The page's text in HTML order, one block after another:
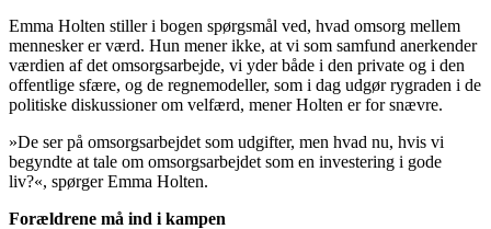
Emma Holten stiller i bogen spørgsmål ved, hvad omsorg mellem
mennesker er værd. Hun mener ikke, at vi som samfund anerkender
værdien af det omsorgsarbejde, vi yder både i den private og i den
offentlige sfære, og de regnemodeller, som i dag udgør rygraden i de
politiske diskussioner om velfærd, mener Holten er for snævre.
»De ser på omsorgsarbejdet som udgifter, men hvad nu, hvis vi
begyndte at tale om omsorgsarbejdet som en investering i gode
liv?«, spørger Emma Holten.
Forældrene må ind i kampen